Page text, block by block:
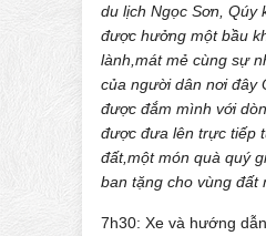
du lịch Ngọc Sơn, Qúy
được hưởng một bầu
lành,mát mẻ cùng sự
của người dân nơi đây
được đắm mình với
được đưa lên trực tiếp
đất,một món quà quý
ban tặng cho vùng đất
7h30: Xe và hướng